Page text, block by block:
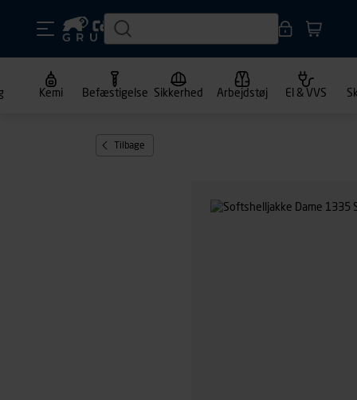
Kemi Befæstigelse Sikkerhed Arbejdstøj El & VVS
Tilbage